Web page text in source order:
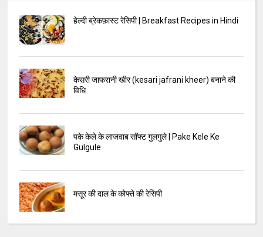
हेल्दी ब्रेकफ़ास्ट रेसिपी | Breakfast Recipes in Hindi
केसरी जाफरानी खीर (kesari jafrani kheer) बनाने की
विधि
पके केले के लाजवाब सॉफ्ट गुलगुले | Pake Kele Ke
Gulgule
मसूर की दाल के कोफ्ते की रेसिपी